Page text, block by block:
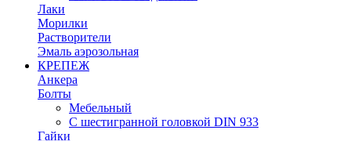
Лаки
Морилки
Растворители
Эмаль аэрозольная
КРЕПЕЖ
Анкера
Болты
Мебельный
С шестигранной головкой DIN 933
Гайки